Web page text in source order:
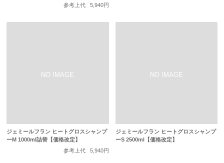
参考上代
5,940円
ジェミールフラン ヒートグロスシャンプ
ーM 1000ml詰替【価格改定】
参考上代
5,940円
ジェミールフラン ヒートグロスシャンプ
ーS 2500ml【価格改定】